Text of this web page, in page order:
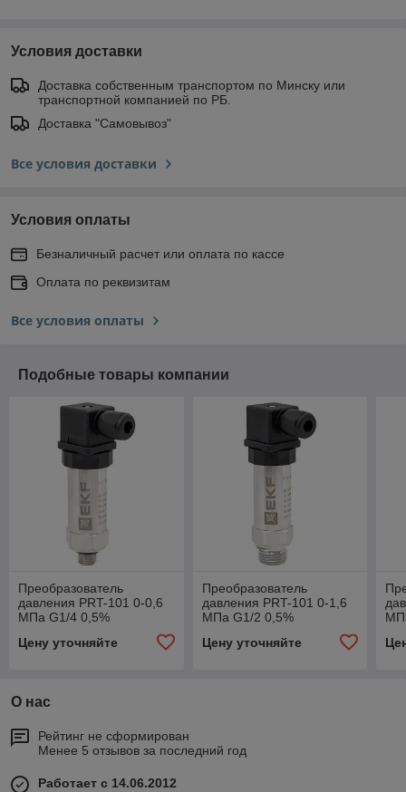
Условия доставки
Доставка собственным транспортом по Минску или
транспортной компанией по РБ.
Доставка "Самовывоз"
Все условия доставки
Условия оплаты
Безналичный расчет или оплата по кассе
Оплата по реквизитам
Все условия оплаты
Подобные товары компании
Преобразователь
давления PRT-101 0-0,6
MПа G1/4 0,5%
Цену уточняйте
Преобразователь
давления PRT-101 0-1,6
MПа G1/2 0,5%
Цену уточняйте
О нас
Рейтинг не сформирован
Менее 5 отзывов за последний год
Работает с 14.06.2012